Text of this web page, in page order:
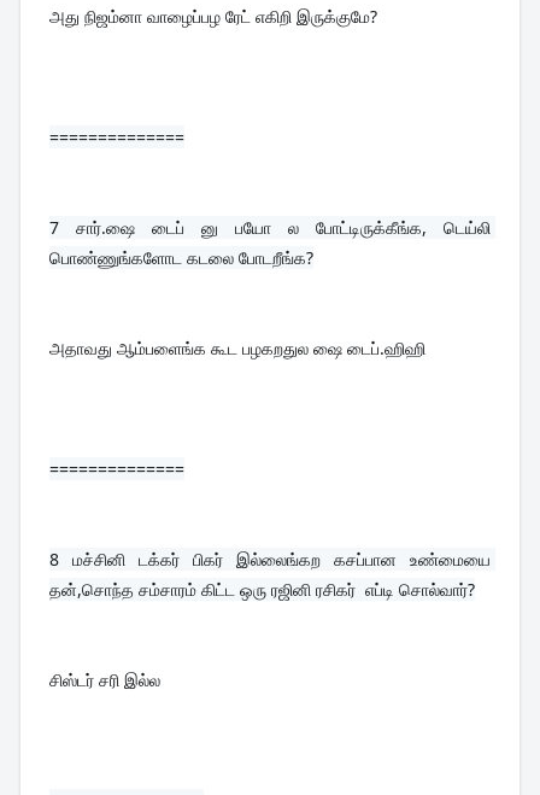
அது நிஜம்னா வாழைப்பழ ரேட் எகிறி இருக்குமே?
==============
7 சார்.ஷை டைப் னு பயோ ல போட்டிருக்கீங்க, டெய்லி
பொண்ணுங்களோட கடலை போடறீங்க?
அதாவது ஆம்பளைங்க கூட பழகறதுல ஷை டைப்.ஹிஹி
==============
8 மச்சினி டக்கர் பிகர் இல்லைங்கற கசப்பான உண்மையை
தன்,சொந்த சம்சாரம் கிட்ட ஒரு ரஜினி ரசிகர்  எப்டி சொல்வார்?
சிஸ்டர் சரி இல்ல